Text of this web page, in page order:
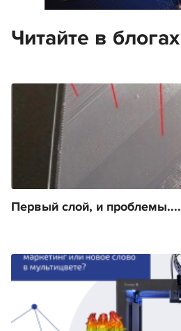
Читайте в блогах
Первый слой, и проблемы....